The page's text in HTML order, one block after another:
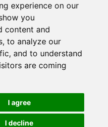
experience on our
you
content and
to analyze our
and to understand
are coming
I agree
I decline
1
DistantRace